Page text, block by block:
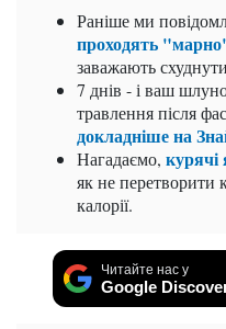
Раніше ми
проходять
заважають
7 днів - і ваш
травлення після
докладніше на
Нагадаємо, курячі
як не перетворити
калорії.
Читайте нас у
Google